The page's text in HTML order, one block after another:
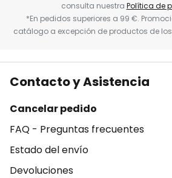
consulta nuestra Política de
*En pedidos superiores a 99 €.
catálogo a excepción de productos de los
Contacto y Asistencia
Cancelar pedido
FAQ - Preguntas frecuentes
Estado del envío
Devoluciones